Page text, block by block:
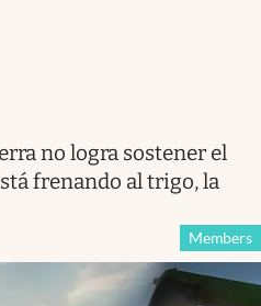
no logra sostener el
frenando al trigo, la
Members